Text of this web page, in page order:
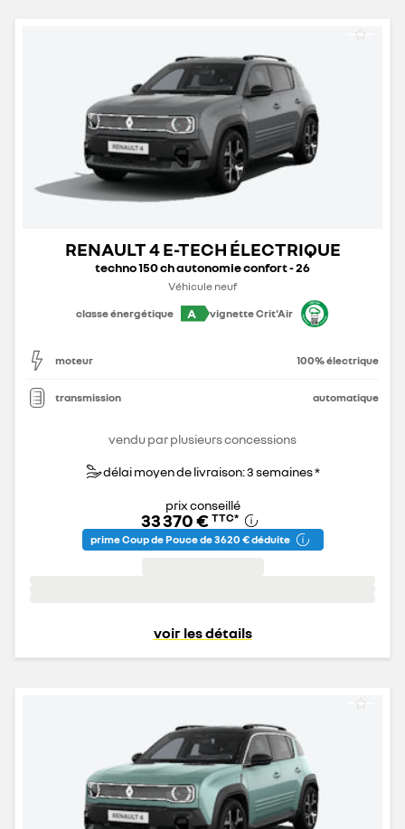
RENAULT 4 E-TECH ÉLECTRIQUE
techno 150 ch autonomie confort - 26
Véhicule neuf
classe énergétique
A vignette Crit'Air
moteur 100% électrique
transmission automatique
vendu par plusieurs concessions
délai moyen de livraison: 3 semaines *
prix conseillé
33 370 € TTC*
prime Coup de Pouce de 3 620 € déduite
voir les détails